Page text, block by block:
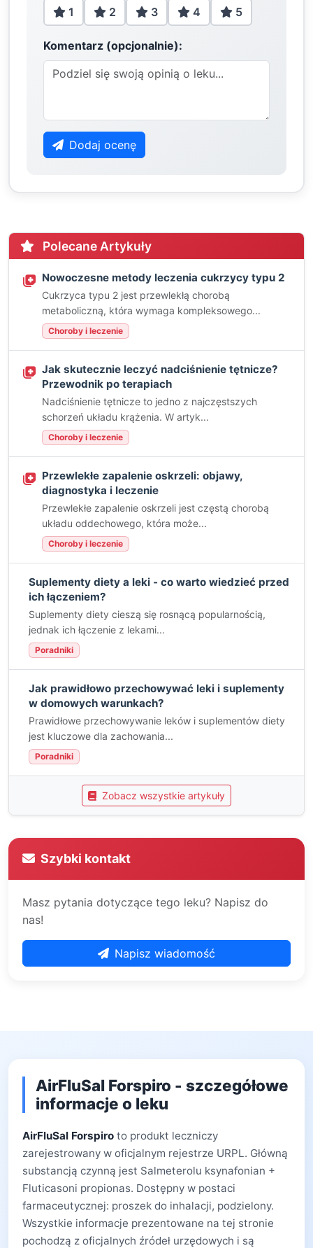
1 2 3 4 5
Komentarz (opcjonalnie):
Dodaj ocenę
Polecane Artykuły
Nowoczesne metody leczenia cukrzycy typu 2
Cukrzyca typu 2 jest przewlekłą chorobą
metaboliczną, która wymaga kompleksowego...
Choroby i leczenie
Jak skutecznie leczyć nadciśnienie tętnicze?
Przewodnik po terapiach
Nadciśnienie tętnicze to jedno z najczęstszych
schorzeń układu krążenia. W artyk...
Choroby i leczenie
Przewlekłe zapalenie oskrzeli: objawy,
diagnostyka i leczenie
Przewlekłe zapalenie oskrzeli jest częstą chorobą
układu oddechowego, która może...
Choroby i leczenie
Suplementy diety a leki - co warto wiedzieć przed
ich łączeniem?
Suplementy diety cieszą się rosnącą popularnością,
jednak ich łączenie z lekami...
Poradniki
Jak prawidłowo przechowywać leki i suplementy
w domowych warunkach?
Prawidłowe przechowywanie leków i suplementów diety
jest kluczowe dla zachowania...
Poradniki
Zobacz wszystkie artykuły
Szybki kontakt
Masz pytania dotyczące tego leku? Napisz do
nas!
Napisz wiadomość
AirFluSal Forspiro - szczegółowe
informacje o leku
AirFluSal Forspiro to produkt leczniczy
zarejestrowany w oficjalnym rejestrze URPL. Główną
substancją czynną jest Salmeterolu ksynafonian +
Fluticasoni propionas. Dostępny w postaci
farmaceutycznej: proszek do inhalacji, podzielony.
Wszystkie informacje prezentowane na tej stronie
pochodzą z oficjalnych źródeł urzędowych i są